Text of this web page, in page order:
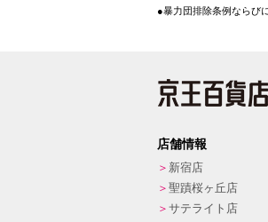
●暴力団排除条例ならび
店舗情報
新宿店
聖蹟桜ヶ丘店
サテライト店